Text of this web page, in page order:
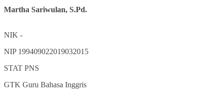
Martha Sariwulan, S.Pd.
NIK -
NIP 199409022019032015
STAT PNS
GTK Guru Bahasa Inggris